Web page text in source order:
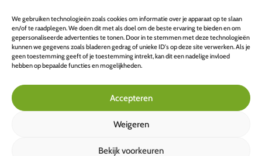
We gebruiken technologieën zoals cookies om informatie over je apparaat op te slaan
en/of te raadplegen. We doen dit met als doel om de beste ervaring te bieden en om
gepersonaliseerde advertenties te tonen. Door in te stemmen met deze technologieën
kunnen we gegevens zoals bladeren gedrag of unieke ID's op deze site verwerken. Als je
geen toestemming geeft of je toestemming intrekt, kan dit een nadelige invloed
hebben op bepaalde functies en mogelijkheden.
Accepteren
Weigeren
Bekijk voorkeuren
BETALINGSOPTIES